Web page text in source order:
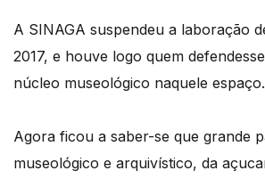
A SINAGA suspendeu a laboração
2017, e houve logo quem
núcleo museológico naquele espaço.
Agora ficou a saber-se que grande
museológico e arquivístico, da